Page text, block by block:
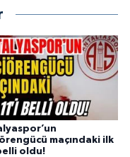
maçındaki ilk
oldu!